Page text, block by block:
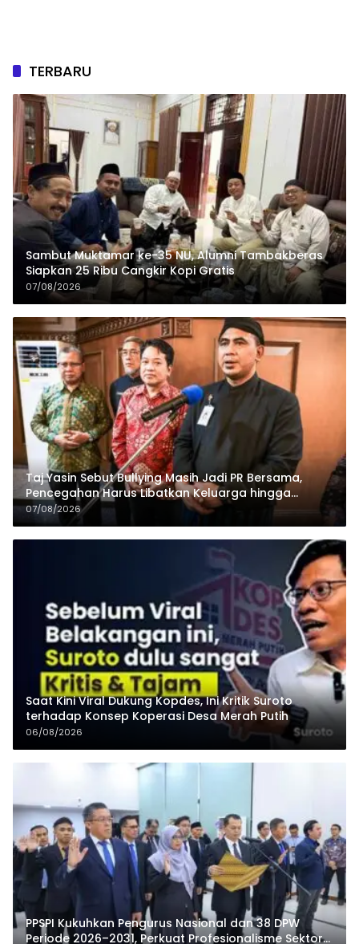
TERBARU
Sambut Muktamar ke-35 NU, Alumni Tambakberas
Siapkan 25 Ribu Cangkir Kopi Gratis
07/08/2026
Taj Yasin Sebut Bullying Masih Jadi PR Bersama,
Pencegahan Harus Libatkan Keluarga hingga
Pesantren
07/08/2026
Saat Kini Viral Dukung Kopdes, Ini Kritik Suroto
terhadap Konsep Koperasi Desa Merah Putih
06/08/2026
PPSPI Kukuhkan Pengurus Nasional dan 38 DPW
Periode 2026–2031, Perkuat Profesionalisme Sektor